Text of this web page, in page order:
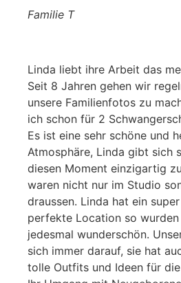
Familie T
Linda liebt ihre Arbeit das
Seit 8 Jahren gehen wir
unsere Familienfotos zu
ich schon für 2
Es ist eine sehr schöne und
Atmosphäre, Linda gibt sich
diesen Moment einzigartig
waren nicht nur im Studio
draussen. Linda hat ein
perfekte Location so wurden
jedesmal wunderschön.
sich immer darauf, sie hat
tolle Outfits und Ideen für